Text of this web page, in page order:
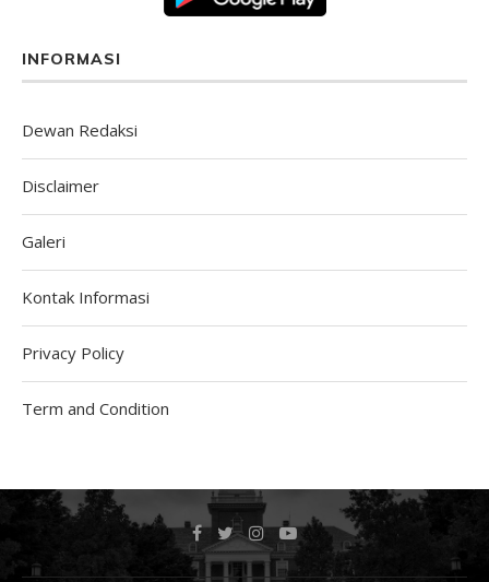
INFORMASI
Dewan Redaksi
Disclaimer
Galeri
Kontak Informasi
Privacy Policy
Term and Condition